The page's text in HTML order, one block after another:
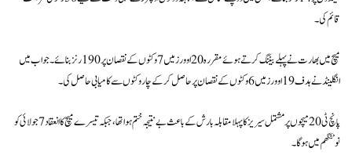
قائم کی۔
میچ میں بھارت نے پہلے بیٹنگ کرتے ہوئے مقررہ 20 اوورز میں 7 وکٹوں کے نقصان پر 190 رنز بنائے۔ جواب میں
انگلینڈ نے ہدف 19 اوورز میں 6 وکٹوں کے نقصان پر حاصل کرکے چار وکٹوں سے کامیابی حاصل کی۔
پانچ ٹی20 میچوں پر مشتمل سیریز کا پہلا مقابلہ بارش کے باعث بے نتیجہ ختم ہوا تھا، جبکہ تیسرے میچ کا انعقاد 7 جولائی کو
نوٹنگھم میں ہوگا۔